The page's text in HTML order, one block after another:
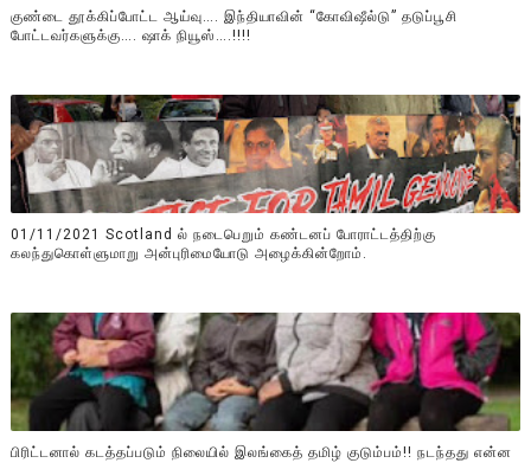
குண்டை தூக்கிப்போட்ட ஆய்வு…. இந்தியாவின் “கோவிஷீல்டு” தடுப்பூசி
போட்டவர்களுக்கு…. ஷாக் நியூஸ்….!!!!
01/11/2021 Scotland ல் நடைபெறும் கண்டனப் போராட்டத்திற்கு
கலந்துகொள்ளுமாறு அன்புரிமையோடு அழைக்கின்றோம்.
பிரிட்டனால் கடத்தப்படும் நிலையில் இலங்கைத் தமிழ் குடும்பம்!! நடந்தது என்ன